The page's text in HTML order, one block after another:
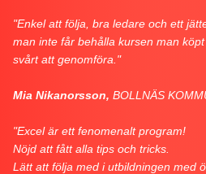
"Enkel att följa, bra ledare och ett
man inte får behålla kursen man
svårt att genomföra."
Mia Nikanorsson, BOLLNÄS
"Excel är ett fenomenalt program!
Nöjd att fått alla tips och tricks.
Lätt att följa med i utbildningen med